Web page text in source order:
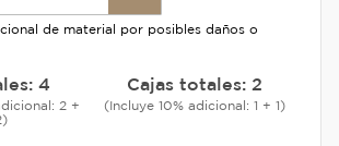
de material por posibles daños o
4
2 +
Cajas totales: 2
(Incluye 10% adicional: 1 + 1)